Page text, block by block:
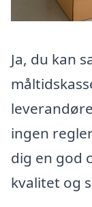
Ja, du kan
ingen
dig en god
kvalitet og